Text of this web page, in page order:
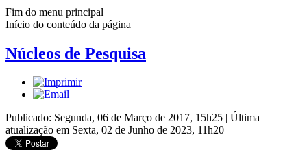
Fim do menu principal
Início do conteúdo da página
Núcleos de Pesquisa
Publicado: Segunda, 06 de Março de 2017, 15h25 | Última
atualização em Sexta, 02 de Junho de 2023, 11h20